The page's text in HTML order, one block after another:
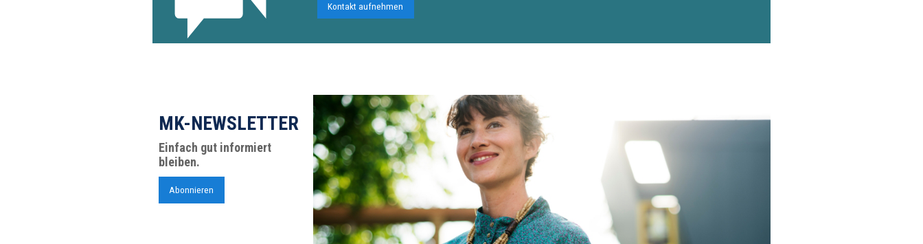
Kontakt aufnehmen
MK-NEWSLETTER
Einfach gut informiert
bleiben.
Abonnieren